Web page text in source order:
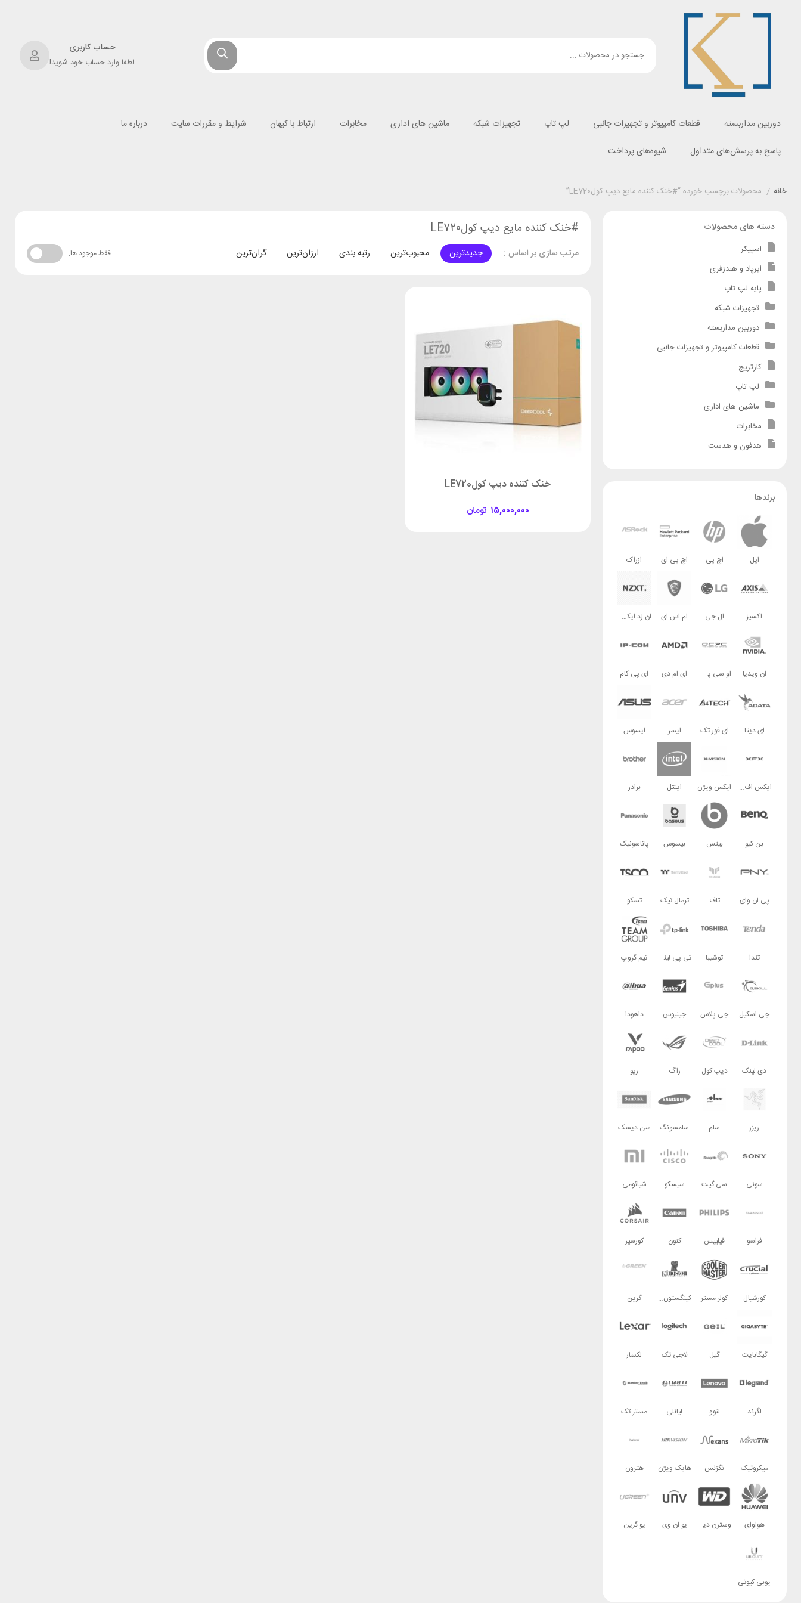
حساب کاربری
لطفا وارد حساب خود شوید!
دوربین مداربسته قطعات کامپیوتر و تجهیزات جانبی لپ تاپ تجهیزات شبکه ماشین های اداری مخابرات ارتباط با کیهان شرایط و مقررات سایت
درباره ما
پاسخ به پرسش‌های متداول
شیوه‌های پرداخت
خانه / محصولات برچسب خورده “#خنک کننده مایع دیپ کولLE720”
#خنک کننده مایع دیپ کولLE720
مرتب سازی بر اساس : جدیدترین محبوب‌ترین رتبه بندی ارزان‌ترین گران‌ترین فقط موجود ها:
خنک کننده دیپ کولLE720
تومان ۱۵,۰۰۰,۰۰۰
دسته های محصولات
اسپیکر
ایرپاد و هندزفری
پایه لپ تاپ
تجهیزات شبکه
دوربین مداربسته
قطعات کامپیوتر و تجهیزات جانبی
کارتریج
لپ تاپ
ماشین های اداری
مخابرات
هدفون و هدست
برندها
اپل اچ پی اچ پی ای ازراک
اکسیز ال جی ام اس ای ان زد ایکس تی
ان ویدیا او سی پی سی ای ام دی ای پی کام
ای دیتا ای فور تک ایسر ایسوس
ایکس اف ایکس ایکس ویژن اینتل برادر
بن کیو بیتس بیسوس پاناسونیک
پی ان وای تاف ترمال تیک تسکو
تندا توشیبا تی پی لینک تیم گروپ
جی اسکیل جی پلاس جینیوس داهودا
دی لینک دیپ کول راگ رپو
ریزر سام سامسونگ سن دیسک
سونی سی گیت سیسکو شیائومی
فراسو فیلیپس کنون کورسیر
کورشیال کولر مستر کینگستون تکنولوژی گرین
گیگابایت گیل لاجی تک لکسار
لگرند لنوو لیانلی مستر تک
میکروتیک نگزنس هایک ویژن هترون
هواوای وسترن دیجیتال یو ان وی یو گرین
یوبی کیوتی